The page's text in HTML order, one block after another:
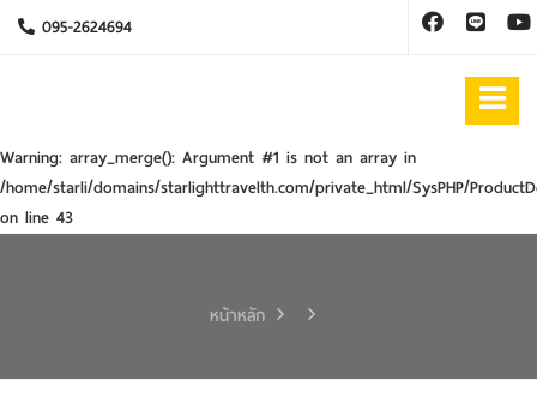
095-2624694
Warning: array_merge(): Argument #1 is not an array in
/home/starli/domains/starlighttravelth.com/private_html/SysPHP/
on line 43
หน้าหลัก